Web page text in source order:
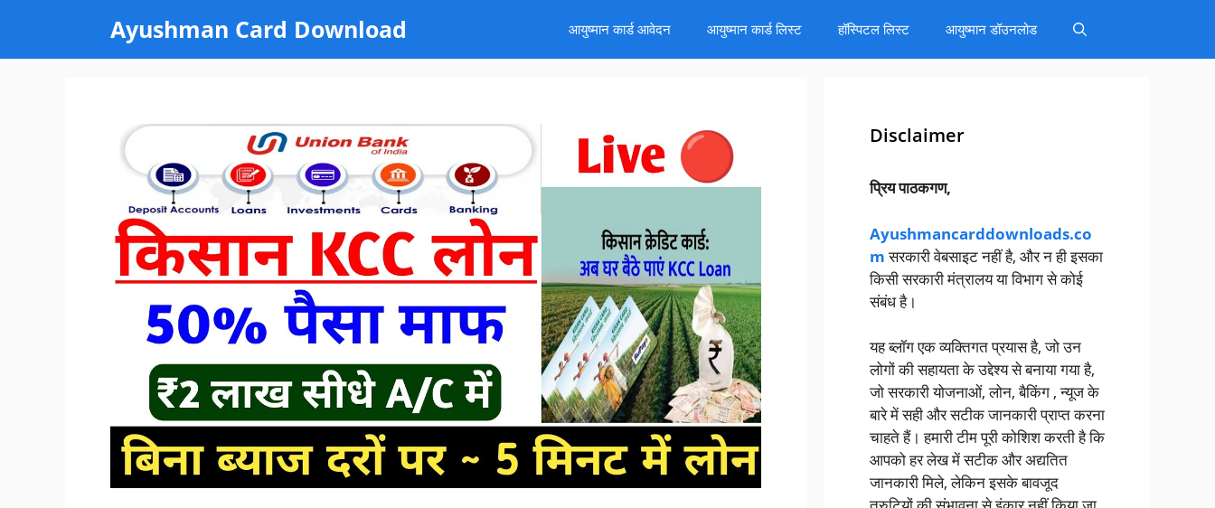
content
Ayushman Card Download आयुष्मान कार्ड आवेदन आयुष्मान कार्ड लिस्ट हॉस्पिटल लिस्ट आयुष्मान डॉउनलोड
Disclaimer
प्रिय पाठकगण,
Ayushmancarddownloads.co
mसरकारी वेबसाइट नहीं है, और न ही इसका
किसी सरकारी मंत्रालय या विभाग से कोई
संबंध है।
यह ब्लॉग एक व्यक्तिगत प्रयास है, जो उन
लोगों की सहायता के उद्देश्य से बनाया गया है,
जो सरकारी योजनाओं, लोन, बैकिंग , न्यूज के
बारे में सही और सटीक जानकारी प्राप्त करना
चाहते हैं। हमारी टीम पूरी कोशिश करती है कि
आपको हर लेख में सटीक और अद्यतित
जानकारी मिले, लेकिन इसके बावजूद